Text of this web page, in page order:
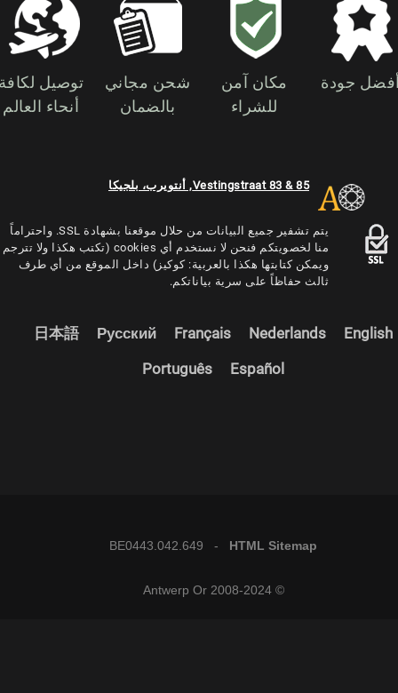
توصيل
أنحاء العالم
شحن مجاني
بالضمان
مكان آمن
للشراء
جودة
Vestingstraat 83 & 85, أنتويرب، بلجيكا
يتم تشفير جميع البيانات من حلال موقعنا بشهادة SSL. واحتراماً
منا لخصويتكم فنحن لا نستخدم أي cookies (تكتب هكذا ولا تترجم
ويمكن كتابتها هكذا بالعربية: كوكيز) داخل الموقع من أي طرف
ثالث حفاظاً على سرية بياناتكم.
English
Nederlands
Français
Русский
日本語
Español
Português
BE0443.042.649 - HTML Sitemap
© 2008-2024 Antwerp Or